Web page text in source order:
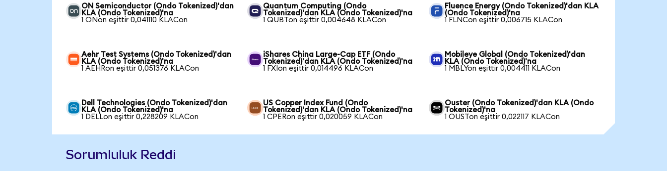
ON Semiconductor (Ondo Tokenized)'dan
KLA (Ondo Tokenized)'na
1 ONon eşittir 0,041110 KLACon
Quantum Computing (Ondo
Tokenized)'dan KLA (Ondo Tokenized)'na
1 QUBTon eşittir 0,004648 KLACon
Fluence Energy (Ondo Tokenized)'dan KLA
(Ondo Tokenized)'na
1 FLNCon eşittir 0,006715 KLACon
Aehr Test Systems (Ondo Tokenized)'dan
KLA (Ondo Tokenized)'na
1 AEHRon eşittir 0,051376 KLACon
iShares China Large-Cap ETF (Ondo
Tokenized)'dan KLA (Ondo Tokenized)'na
1 FXIon eşittir 0,014496 KLACon
Mobileye Global (Ondo Tokenized)'dan
KLA (Ondo Tokenized)'na
1 MBLYon eşittir 0,004411 KLACon
Dell Technologies (Ondo Tokenized)'dan
KLA (Ondo Tokenized)'na
1 DELLon eşittir 0,228209 KLACon
US Copper Index Fund (Ondo
Tokenized)'dan KLA (Ondo Tokenized)'na
1 CPERon eşittir 0,020059 KLACon
Ouster (Ondo Tokenized)'dan KLA (Ondo
Tokenized)'na
1 OUSTon eşittir 0,022117 KLACon
Sorumluluk Reddi